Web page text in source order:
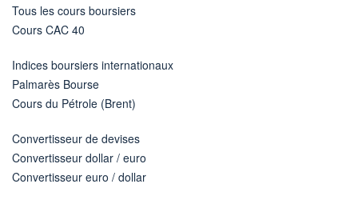
Tous les cours boursiers
Cours CAC 40
Indices boursiers internationaux
Palmarès Bourse
Cours du Pétrole (Brent)
Convertisseur de devises
Convertisseur dollar / euro
Convertisseur euro / dollar